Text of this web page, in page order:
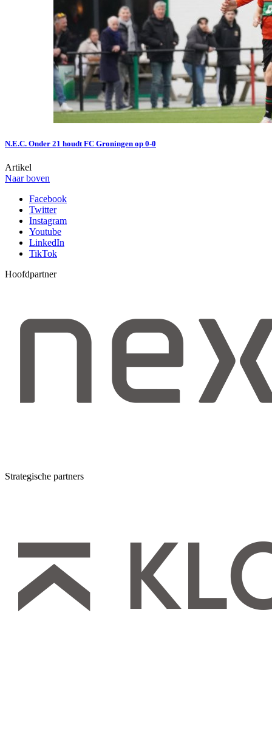
N.E.C. Onder 21 houdt FC Groningen op 0-0
Artikel
Naar boven
Facebook
Twitter
Instagram
Youtube
LinkedIn
TikTok
Hoofdpartner
Strategische partners